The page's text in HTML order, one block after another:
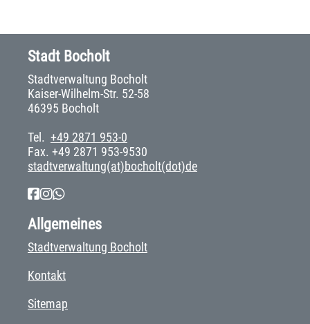
Stadt Bocholt
Stadtverwaltung Bocholt
Kaiser-Wilhelm-Str. 52-58
46395 Bocholt
Tel. +49 2871 953-0
Fax. +49 2871 953-9530
stadtverwaltung(at)bocholt(dot)de
Allgemeines
Stadtverwaltung Bocholt
Kontakt
Sitemap